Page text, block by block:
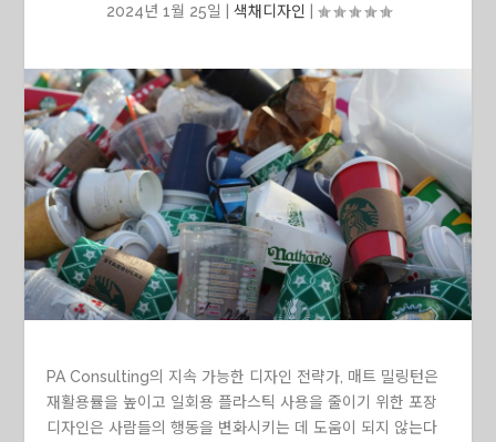
2024년 1월 25일 색채디자인
PA Consulting의 지속 가능한 디자인 전략가, 매트 밀링턴은
재활용률을 높이고 일회용 플라스틱 사용을 줄이기 위한 포장
디자인은 사람들의 행동을 변화시키는 데 도움이 되지 않는다